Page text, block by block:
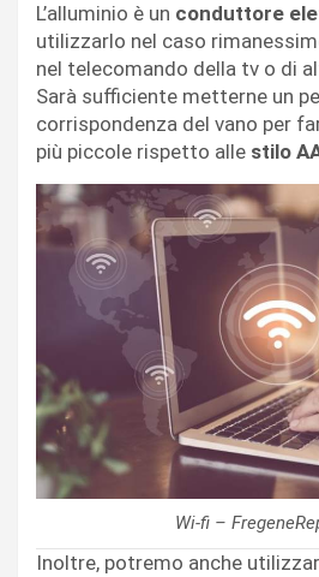
L’alluminio è un conduttore
utilizzarlo nel caso
nel telecomando della tv o di
Sarà sufficiente metterne un
corrispondenza del vano per
più piccole rispetto alle stilo
Wi-fi –
Inoltre, potremo anche